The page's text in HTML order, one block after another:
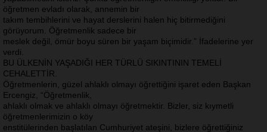
öğretmen evladı olarak, annemin bir
takım tembihlerini ve hayat derslerini halen hiç bitirmediğini
görüyorum. Öğretmenlik sadece bir
meslek değil, ömür boyu süren bir yaşam biçimidir.” İfadelerine yer
verdi.
BU ÜLKENİN YAŞADIĞI HER TÜRLÜ SIKINTININ TEMELİ
CEHALETTİR.
Öğretmenlerin, güzel ahlaklı olmayı öğrettiğini işaret eden Başkan
Ercengiz, “Öğretmenlik,
ahlaklı olmak ve ahlaklı olmayı öğretmektir. Bizler, siz kıymetli
öğretmenlerimizin o köy
enstitülerinden başlatılan Cumhuriyet ateşini, bizlere öğrettiğiniz